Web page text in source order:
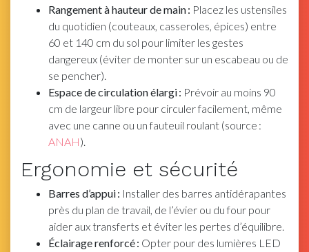
Rangement à hauteur de main : Placez les ustensiles
du quotidien (couteaux, casseroles, épices) entre
60 et 140 cm du sol pour limiter les gestes
dangereux (éviter de monter sur un escabeau ou de
se pencher).
Espace de circulation élargi : Prévoir au moins 90
cm de largeur libre pour circuler facilement, même
avec une canne ou un fauteuil roulant (source :
ANAH).
Ergonomie et sécurité
Barres d’appui : Installer des barres antidérapantes
près du plan de travail, de l’évier ou du four pour
aider aux transferts et éviter les pertes d’équilibre.
Éclairage renforcé : Opter pour des lumières LED